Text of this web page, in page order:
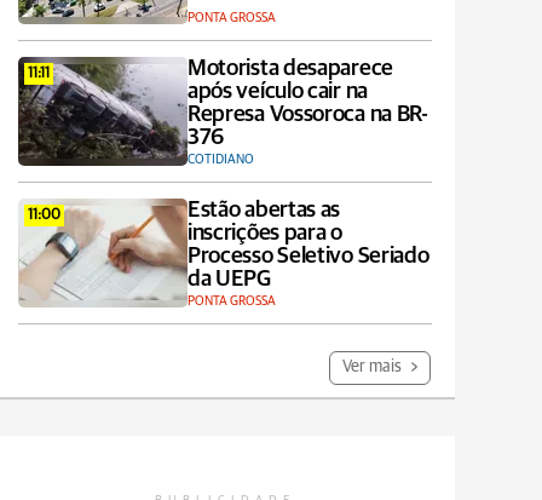
PONTA GROSSA
11:11
Motorista desaparece
após veículo cair na
Represa Vossoroca na BR-
376
COTIDIANO
11:00
Estão abertas as
inscrições para o
Processo Seletivo Seriado
da UEPG
PONTA GROSSA
Ver mais